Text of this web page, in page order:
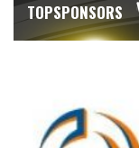
TOPSPONSORS